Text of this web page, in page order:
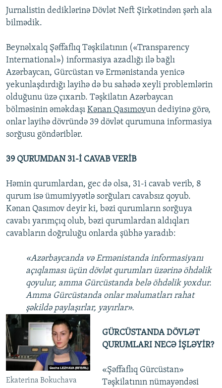
Jurnalistin dediklərinə Dövlət Neft Şirkətindən şərh ala
bilmədik.
Beynəlxalq Şəffaflıq Təşkilatının («Transparency
International») informasiya azadlığı ilə bağlı
Azərbaycan, Gürcüstan və Ermənistanda yenicə
yekunlaşdırdığı layihə də bu sahədə xeyli problemlərin
olduğunu üzə çıxarıb. Təşkilatın Azərbaycan
bölməsinin əməkdaşı Kənan Qasımovun dediyinə görə,
onlar layihə dövründə 39 dövlət qurumuna informasiya
sorğusu göndəriblər.
39 QURUMDAN 31-İ CAVAB VERİB
Həmin qurumlardan, gec də olsa, 31-i cavab verib, 8
qurum isə ümumiyyətlə sorğuları cavabsız qoyub.
Kənan Qasımov deyir ki, bəzi qurumların sorğuya
cavabı yarımçıq olub, bəzi qurumlardan aldıqları
cavabların doğruluğu onlarda şübhə yaradıb:
«Azərbaycanda və Ermənistanda informasiyanı
açıqlaması üçün dövlət qurumları üzərinə öhdəlik
qoyulur, amma Gürcüstanda belə öhdəlik yoxdur.
Amma Gürcüstanda onlar məlumatları rahat
şəkildə paylaşırlar, yayırlar».
Ekaterina Bokuchava
GÜRCÜSTANDA DÖVLƏT
QURUMLARI NECƏ İŞLƏYİR?
«Şəffaflıq Gürcüstan»
Təşkilatının nümayəndəsi